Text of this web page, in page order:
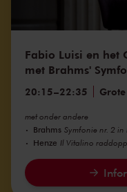
Fabio Luisi en het
met Brahms'
20:15–22:35
met onder andere
Brahms Symfonie nr. 2 in
Henze Il Vitalino